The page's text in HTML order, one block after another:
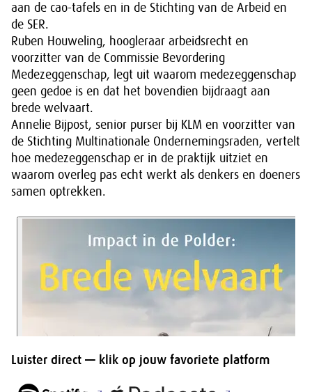
aan de cao-tafels en in de Stichting van de Arbeid en
de SER.
Ruben Houweling, hoogleraar arbeidsrecht en
voorzitter van de Commissie Bevordering
Medezeggenschap, legt uit waarom medezeggenschap
geen gedoe is en dat het bovendien bijdraagt aan
brede welvaart.
Annelie Bijpost, senior purser bij KLM en voorzitter van
de Stichting Multinationale Ondernemingsraden, vertelt
hoe medezeggenschap er in de praktijk uitziet en
waarom overleg pas echt werkt als denkers en doeners
samen optrekken.
Luister direct — klik op jouw favoriete platform